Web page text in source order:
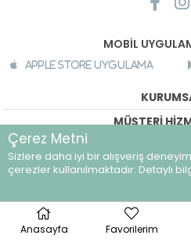
MOBİL
Apple Store Uygulama
MÜŞTERİ
©breeze.com.tr - Tüm
Anasayfa Favorilerim
Çerez Metni
Sizlere daha iyi bir alışveriş
çerezler kullanılmaktadır. Detaylı